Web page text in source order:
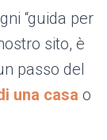
“guida per
sito, è
passo del
una casa o